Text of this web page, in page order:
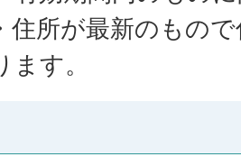
住所が最新のもの
す。